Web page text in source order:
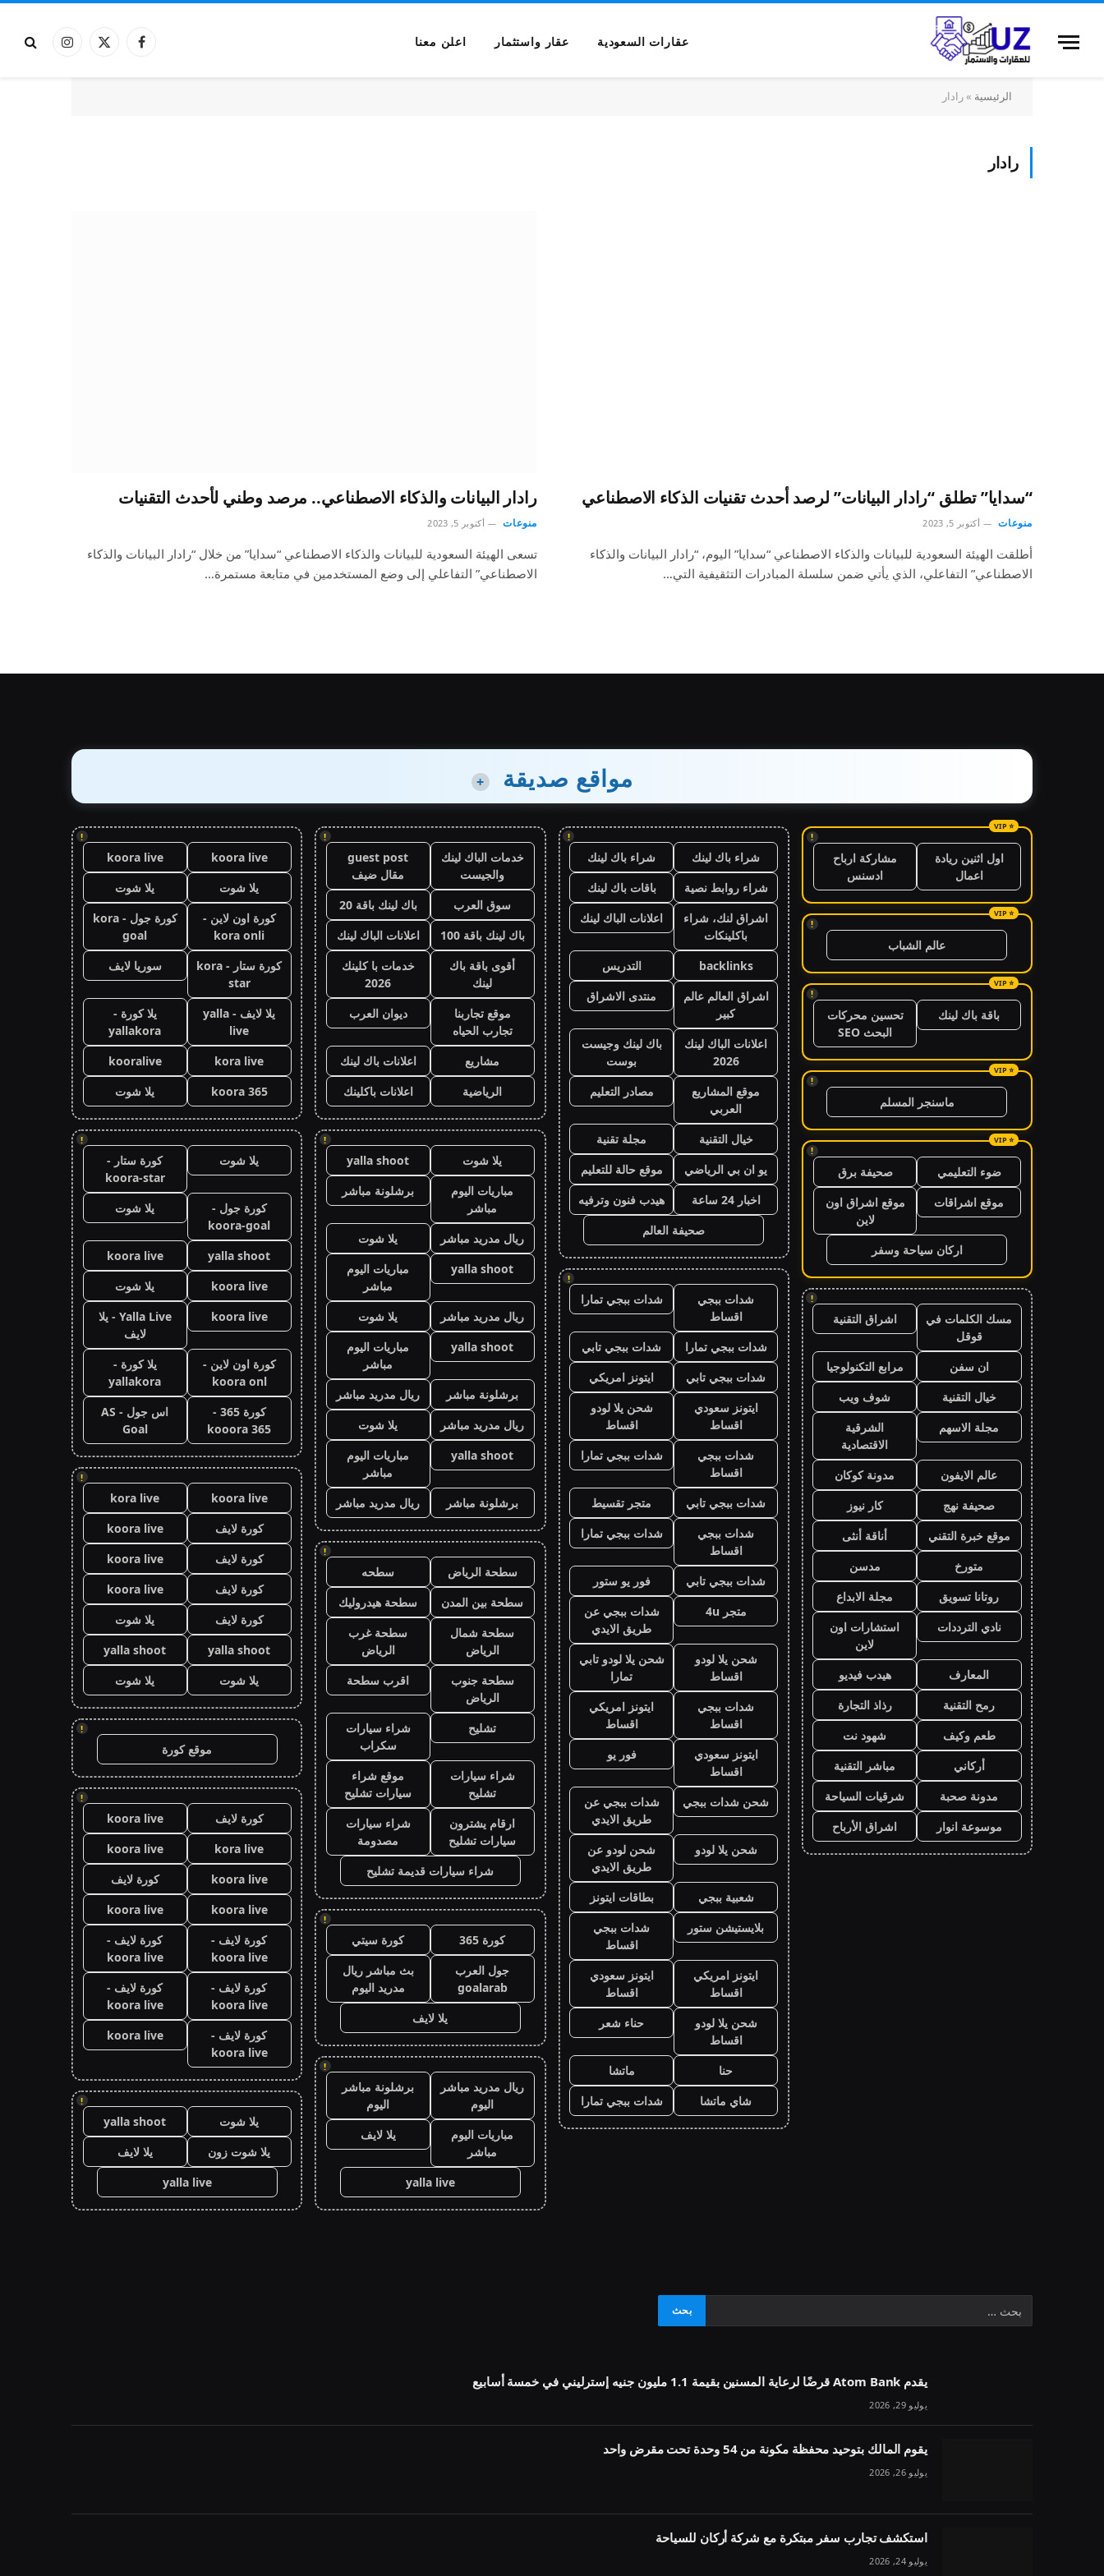
عقارات السعودية عقار واستثمار اعلن معنا فيسبوكX
الانستغرام
الرئيسية »رادار
رادار
“سدايا” تطلق “رادار البيانات” لرصد أحدث تقنيات الذكاء الاصطناعي
منوعات أكتوبر 5, 2023
أطلقت الهيئة السعودية للبيانات والذكاء الاصطناعي “سدايا” اليوم، “رادار البيانات والذكاء
الاصطناعي” التفاعلي، الذي يأتي ضمن سلسلة المبادرات التثقيفية التي…
رادار البيانات والذكاء الاصطناعي.. مرصد وطني لأحدث التقنيات
منوعات أكتوبر 5, 2023
تسعى الهيئة السعودية للبيانات والذكاء الاصطناعي “سدايا” من خلال “رادار البيانات والذكاء
الاصطناعي” التفاعلي إلى وضع المستخدمين في متابعة مستمرة…
مواقع صديقة +
!
اول اثنين ريادة
اعمال
مشاركة ارباح
ادسنس
!
عالم الشباب
!
باقة باك لينك
تحسين محركات
البحث SEO
!
ماسنجر المسلم
!
ضوء التعليمي
صحيفة برق
موقع اشراقات
موقع اشراق اون
لاين
اركان سياحة وسفر
!
مسك الكلمات في
قوقل
اشراق التقنية
ان سفن
مرابع التكنولوجيا
خيال التقنية
شوف ويب
مجلة الاسهم
الشرقية
الاقتصادية
عالم الايفون
مدونة كوكان
صحيفة نهج
كار نيوز
موقع خبرة التقني
أناقة أنثى
متورخ
مدسن
روتانا تسويق
مجلة الابداع
نادي الترددات
استشارات اون
لاين
المعارف
هيدب فيديو
رمح التقنية
رذاذ التجارة
طعم وكيف
شهود نت
أركاني
مباشر التقنية
مدونة صحبة
شرقيات السياحة
موسوعة انوار
اشراق الأرباح
!
شراء باك لينك
شراء باك لينك
شراء روابط نصية
باقات باك لينك
اشراق لنك، شراء
باكلينكات
اعلانات الباك لينك
backlinks
التدريس
اشراق العالم عالم
كبير
منتدى الاشراق
اعلانات الباك لينك
2026
باك لينك وجيست
بوست
موقع المشاريع
العربي
مصادر التعليم
خيال التقنية
مجلة تقنية
يو ان بي الرياضي
موقع حالة للتعليم
اخبار 24 ساعة
هيدب فنون وترفيه
صحيفة العالم
!
شدات ببجي
اقساط
شدات ببجي تمارا
شدات ببجي تمارا
شدات ببجي تابي
شدات ببجي تابي
ايتونز امريكي
ايتونز سعودي
اقساط
شحن يلا لودو
اقساط
شدات ببجي
اقساط
شدات ببجي تمارا
شدات ببجي تابي
متجر تقسيط
شدات ببجي
اقساط
شدات ببجي تمارا
شدات ببجي تابي
فور يو ستور
متجر 4u
شدات ببجي عن
طريق الايدي
شحن يلا لودو
اقساط
شحن يلا لودو تابي
تمارا
شدات ببجي
اقساط
ايتونز امريكي
اقساط
ايتونز سعودي
اقساط
فور يو
شحن شدات ببجي
شدات ببجي عن
طريق الايدي
شحن يلا لودو
شحن لودو عن
طريق الايدي
شعبية ببجي
بطاقات ايتونز
بلايستيشن ستور
شدات ببجي
اقساط
ايتونز امريكي
اقساط
ايتونز سعودي
اقساط
شحن يلا لودو
اقساط
حناء شعر
حنا
ماتشا
شاي ماتشا
شدات ببجي تمارا
!
خدمات الباك لينك
والجيست
guest post
مقال ضيف
سوق العرب
باك لينك باقة 20
باك لينك باقة 100
اعلانات الباك لينك
أقوى باقة باك
لينك
خدمات با كلينك
2026
موقع تجاربنا
تجارب الحياه
ديوان العرب
مشاريع
اعلانات باك لينك
الرياضية
اعلانات باكلينك
!
يلا شوت
yalla shoot
مباريات اليوم
مباشر
برشلونة مباشر
ريال مدريد مباشر
يلا شوت
yalla shoot
مباريات اليوم
مباشر
ريال مدريد مباشر
يلا شوت
yalla shoot
مباريات اليوم
مباشر
برشلونة مباشر
ريال مدريد مباشر
ريال مدريد مباشر
يلا شوت
yalla shoot
مباريات اليوم
مباشر
برشلونة مباشر
ريال مدريد مباشر
!
سطحة الرياض
سطحه
سطحة بين المدن
سطحة هيدروليك
سطحة شمال
الرياض
سطحة غرب
الرياض
سطحة جنوب
الرياض
اقرب سطحة
تشليح
شراء سيارات
سكراب
شراء سيارات
تشليح
موقع شراء
سيارات تشليح
ارقام يشترون
سيارات تشليح
شراء سيارات
مصدومة
شراء سيارات قديمة تشليح
!
كورة 365
كورة سيتي
جول العرب
goalarab
بث مباشر ريال
مدريد اليوم
يلا لايف
!
ريال مدريد مباشر
اليوم
برشلونة مباشر
اليوم
مباريات اليوم
مباشر
يلا لايف
yalla live
!
koora live
koora live
يلا شوت
يلا شوت
كورة اون لاين -
kora onli
كورة جول - kora
goal
كورة ستار - kora
star
سوريا لايف
يلا لايف - yalla
live
يلا كورة -
yallakora
kora live
kooralive
koora 365
يلا شوت
!
يلا شوت
كورة ستار -
koora-star
كورة جول -
koora-goal
يلا شوت
yalla shoot
koora live
koora live
يلا شوت
koora live
Yalla Live - يلا
لايف
كورة اون لاين -
koora onl
يلا كورة -
yallakora
كورة 365 -
kooora 365
اس جول - AS
Goal
!
koora live
kora live
كورة لايف
koora live
كورة لايف
koora live
كورة لايف
koora live
كورة لايف
يلا شوت
yalla shoot
yalla shoot
يلا شوت
يلا شوت
!
موقع كورة
!
كورة لايف
koora live
kora live
koora live
koora live
كورة لايف
koora live
koora live
كورة لايف -
koora live
كورة لايف -
koora live
كورة لايف -
koora live
كورة لايف -
koora live
كورة لايف -
koora live
koora live
!
يلا شوت
yalla shoot
يلا شوت زون
يلا لايف
yalla live
يقدم Atom Bank قرضًا لرعاية المسنين بقيمة 1.1 مليون جنيه إسترليني في خمسة أسابيع
يوليو 29, 2026
يقوم المالك بتوحيد محفظة مكونة من 54 وحدة تحت مقرض واحد
يوليو 26, 2026
استكشف تجارب سفر مبتكرة مع شركة أركان للسياحة
يوليو 24, 2026